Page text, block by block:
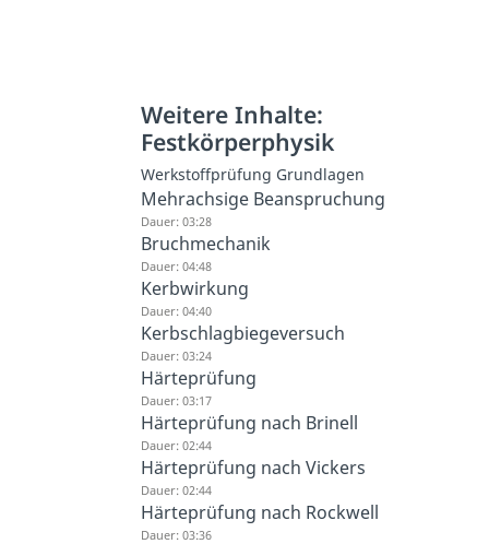
Weitere Inhalte:
Festkörperphysik
Werkstoffprüfung Grundlagen
Mehrachsige Beanspruchung
Dauer: 03:28
Bruchmechanik
Dauer: 04:48
Kerbwirkung
Dauer: 04:40
Kerbschlagbiegeversuch
Dauer: 03:24
Härteprüfung
Dauer: 03:17
Härteprüfung nach Brinell
Dauer: 02:44
Härteprüfung nach Vickers
Dauer: 02:44
Härteprüfung nach Rockwell
Dauer: 03:36